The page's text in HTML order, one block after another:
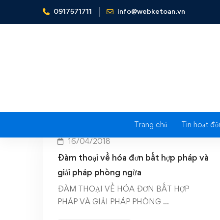
0917571711 info@webketoan.vn
Trang chủ Tin hoạt
Home dam-thoai-ke-toan
16/04/2018
Đàm thoại về hóa đơn bất hợp pháp và
giải pháp phòng ngừa
ĐÀM THOẠI VỀ HÓA ĐƠN BẤT HỢP
PHÁP VÀ GIẢI PHÁP PHÒNG …